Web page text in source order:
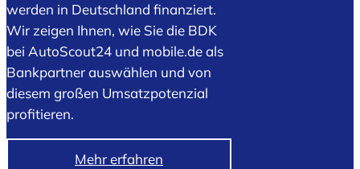
werden in Deutschland finanziert.
Wir zeigen Ihnen, wie Sie die BDK
bei AutoScout24 und mobile.de als
Bankpartner auswählen und von
diesem großen Umsatzpotenzial
profitieren.
Mehr erfahren